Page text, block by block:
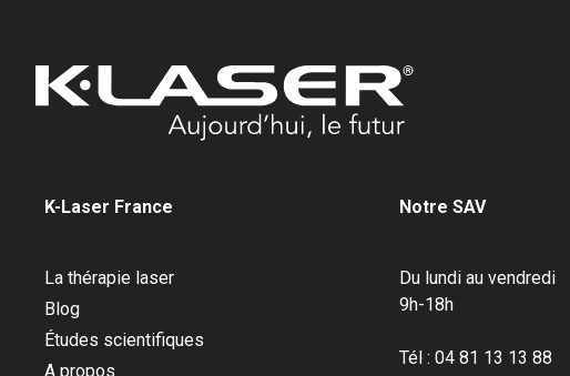
K-Laser France
La thérapie laser
Blog
Études scientifiques
A propos
Notre SAV
Du lundi au vendredi
9h-18h
Tél : 04 81 13 13 88